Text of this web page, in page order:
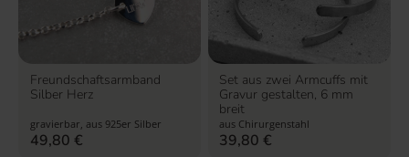
Freundschaftsarmband
Silber Herz
gravierbar, aus 925er Silber
49,80 €
Set aus zwei Armcuffs mit
Gravur gestalten, 6 mm
breit
aus Chirurgenstahl
39,80€